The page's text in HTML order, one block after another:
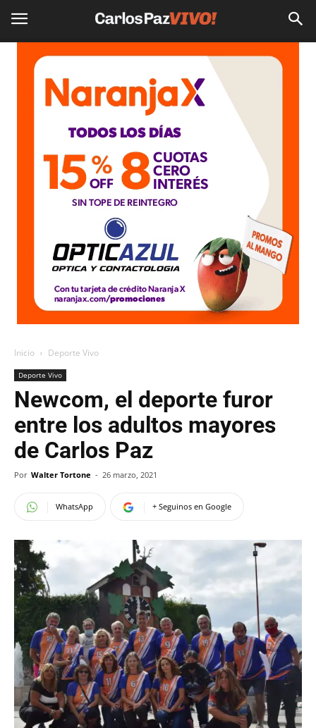
Inicio Deporte Vivo
Deporte Vivo
Newcom, el deporte furor
entre los adultos mayores
de Carlos Paz
Por Walter Tortone - 26 marzo, 2021
WhatsApp + Seguinos en Google